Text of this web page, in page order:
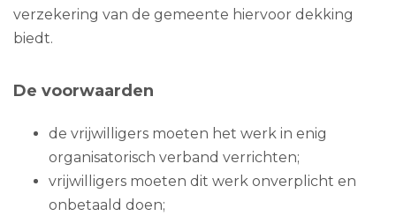
verzekering van de gemeente hiervoor dekking
biedt.
De voorwaarden
de vrijwilligers moeten het werk in enig
organisatorisch verband verrichten;
vrijwilligers moeten dit werk onverplicht en
onbetaald doen;